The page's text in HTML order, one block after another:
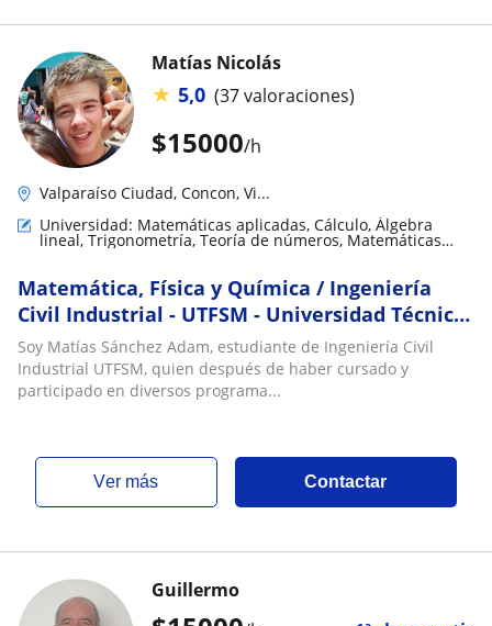
$15000/h
Matías Nicolás
★ 5,0 (37 valoraciones)
Valparaíso Ciudad, Concon, Vi...
Universidad: Matemáticas aplicadas, Cálculo, Álgebra
lineal, Trigonometría, Teoría de números, Matemáticas
Matemática, Física y Química / Ingeniería
Civil Industrial - UTFSM - Universidad Técnica
Federico Santa María
Soy Matías Sánchez Adam, estudiante de Ingeniería Civil
Industrial UTFSM, quien después de haber cursado y
participado en diversos programa...
ver más Contactar
Guillermo